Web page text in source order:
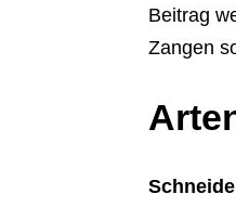
Beitrag
Zangen